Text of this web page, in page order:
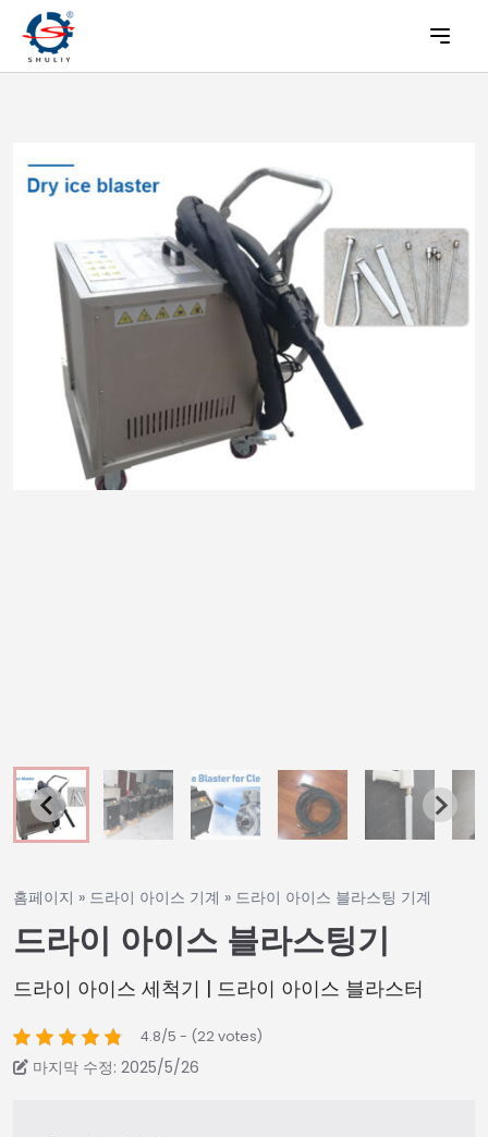
홈페이지 » 드라이 아이스 기계 » 드라이 아이스 블라스팅 기계
드라이 아이스 블라스팅기
드라이 아이스 세척기 | 드라이 아이스 블라스터
4.8/5 - (22 votes)
마지막 수정: 2025/5/26